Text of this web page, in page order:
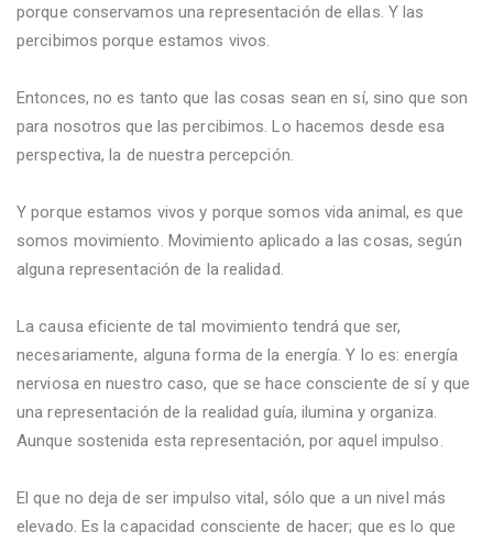
porque conservamos una representación de ellas. Y las
percibimos porque estamos vivos.
Entonces, no es tanto que las cosas sean en sí, sino que son
para nosotros que las percibimos. Lo hacemos desde esa
perspectiva, la de nuestra percepción.
Y porque estamos vivos y porque somos vida animal, es que
somos movimiento. Movimiento aplicado a las cosas, según
alguna representación de la realidad.
La causa eficiente de tal movimiento tendrá que ser,
necesariamente, alguna forma de la energía. Y lo es: energía
nerviosa en nuestro caso, que se hace consciente de sí y que
una representación de la realidad guía, ilumina y organiza.
Aunque sostenida esta representación, por aquel impulso.
El que no deja de ser impulso vital, sólo que a un nivel más
elevado. Es la capacidad consciente de hacer; que es lo que